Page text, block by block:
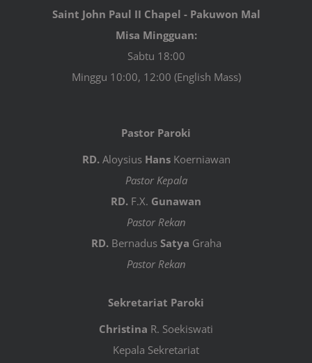
Saint John Paul II Chapel - Pakuwon Mal
Misa Mingguan:
Sabtu 18:00
Minggu 10:00, 12:00 (English Mass)
Pastor Paroki
RD.Aloysius HansKoerniawan
Pastor Kepala
RD. F.X. Gunawan
Pastor Rekan
RD.Bernadus Satya Graha
Pastor Rekan
Sekretariat Paroki
Christina R. Soekiswati
Kepala Sekretariat